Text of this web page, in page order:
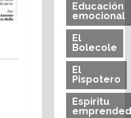
Educación
emocional
El
Bolecole
El
Pispotero
Espíritu